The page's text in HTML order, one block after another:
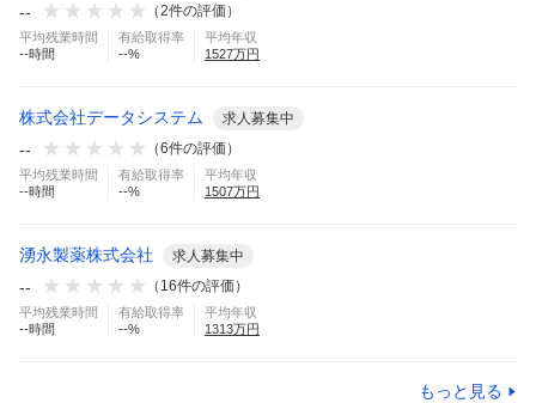
-- （2件の評価）
平均残業時間
--時間
有給取得率
--%
平均年収
1527万円
株式会社データシステム 求人募集中
-- （6件の評価）
平均残業時間
--時間
有給取得率
--%
平均年収
1507万円
湧永製薬株式会社 求人募集中
-- （ 16件の評価）
平均残業時間
--時間
有給取得率
--%
平均年収
1313万円
もっと見る